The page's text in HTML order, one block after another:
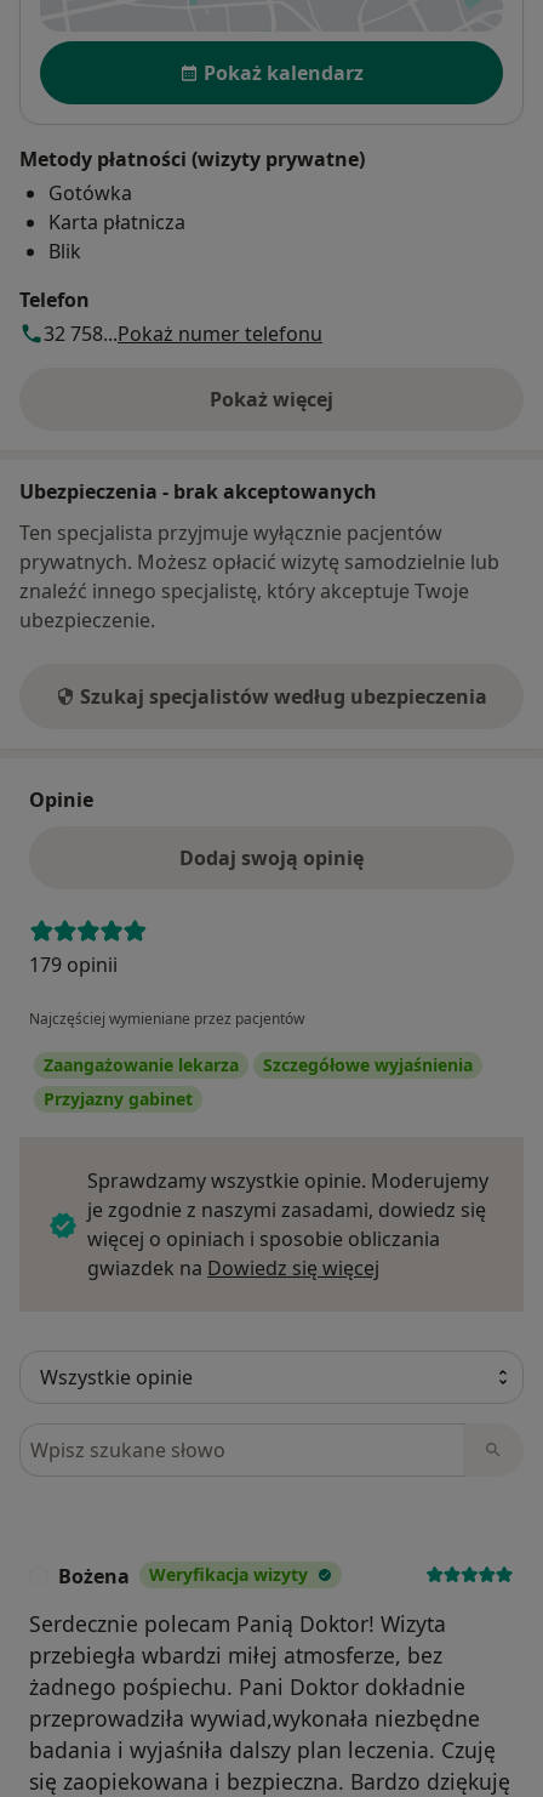
Dostępność
Pokaż kalendarz
Metody płatności (wizyty prywatne)
Gotówka
Karta płatnicza
Blik
Telefon
32 758...Pokaż numer telefonu
Pokaż więcej
o adresie
Ubezpieczenia - brak akceptowanych
Ten specjalista przyjmuje wyłącznie pacjentów
prywatnych. Możesz opłacić wizytę samodzielnie lub
znaleźć innego specjalistę, który akceptuje Twoje
ubezpieczenie.
Szukaj specjalistów według ubezpieczenia
Opinie
Dodaj swoją opinię
179 opinii
Najczęściej wymieniane przez pacjentów
Zaangażowanie lekarza
Szczegółowe wyjaśnienia
Przyjazny gabinet
Sprawdzamy wszystkie opinie. Moderujemy
je zgodnie z naszymi zasadami, dowiedz się
więcej o opiniach i sposobie obliczania
gwiazdek na Dowiedz się więcej
Szukaj w opiniach
Bożena Weryfikacja wizyty
Serdecznie polecam Panią Doktor! Wizyta
przebiegła wbardzi miłej atmosferze, bez
żadnego pośpiechu. Pani Doktor dokładnie
przeprowadziła wywiad,wykonała niezbędne
badania i wyjaśniła dalszy plan leczenia. Czuję
się zaopiekowana i bezpieczna. Bardzo dziękuję